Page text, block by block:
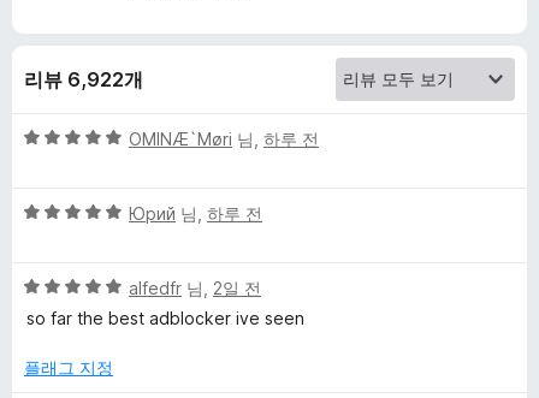
B
l
o
k
e
에
점
리뷰 6,922개
5
점
점
OMINÆ`Møri 님, 하루 전
5
점
에
점
Юрий 님, 하루 전
5
점
점
alfedfr 님, 2일 전
so far the best adblocker ive seen
플래그 지정